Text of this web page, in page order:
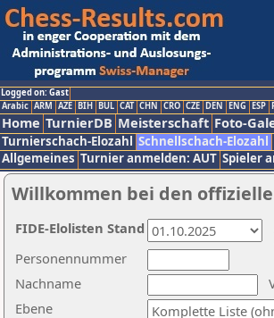
Logged on: Gast
Arabic ARM AZE BIH BUL CAT CHN CRO CZE DEN ENG ESP
Home TurnierDB Meisterschaft Foto-
Turnierschach-Elozahl Schnellschach-Elozahl
Allgemeines Turnier anmelden: AUT Spieler
Willkommen bei den
Nachname
Ebene
Personennummer
FIDE-Elolisten Stand